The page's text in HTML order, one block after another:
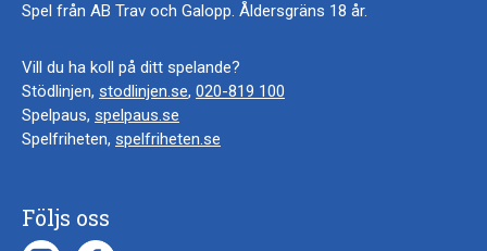
Spel från AB Trav och Galopp. Åldersgräns 18 år.
Vill du ha koll på ditt spelande?
Stödlinjen, stodlinjen.se, 020-819 100
Spelpaus, spelpaus.se
Spelfriheten, spelfriheten.se
Följs oss